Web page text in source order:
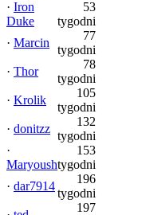
· Iron
Duke
53
tygodni
· Marcin
77
tygodni
· Thor
78
tygodni
· Krolik
105
tygodni
· donitzz
132
tygodni
·
Maryoush
153
tygodni
· dar7914
196
tygodni
197